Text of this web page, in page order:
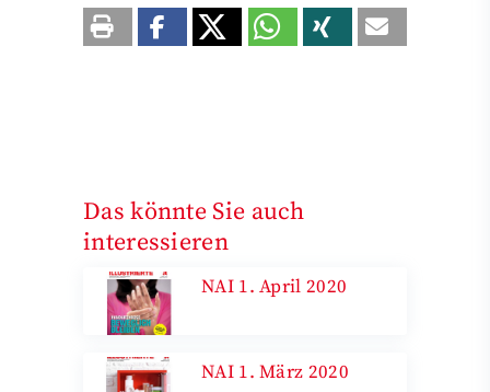
Das könnte Sie auch
interessieren
NAI 1. April 2020
NAI 1. März 2020